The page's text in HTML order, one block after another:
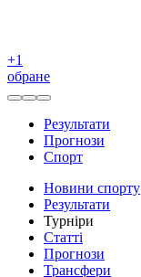
+1
обране
Результати
Прогнози
Спорт
Новини спорту
Результати
Турніри
Статті
Прогнози
Трансфери